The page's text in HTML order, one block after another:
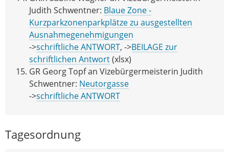
Judith Schwentner: Blaue Zone -
Kurzparkzonenparkplätze zu ausgestellten
Ausnahmegenehmigungen
->schriftliche ANTWORT, ->BEILAGE zur
schriftlichen Antwort(xlsx)
GR Georg Topf an Vizebürgermeisterin Judith
Schwentner: Neutorgasse
->schriftliche ANTWORT
Tagesordnung